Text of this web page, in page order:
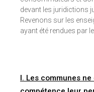
devant les juridictions
Revenons sur les
ayant été rendues par
I. Les communes